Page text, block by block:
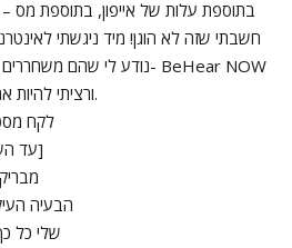
חשבתי שזה לא הוגן! מיד ניגשתי
ורציתי להיות אחד הלקוחות הראשונים שלהם.
לקח
[עד
הבעיה
שלי כל